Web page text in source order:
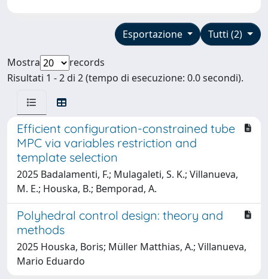
Tutti (2)
Esportazione
Mostra
records
Risultati 1 - 2 di 2 (tempo di esecuzione: 0.0 secondi).
Efficient configuration-constrained tube
MPC via variables restriction and
template selection
2025 Badalamenti, F.; Mulagaleti, S. K.; Villanueva,
M. E.; Houska, B.; Bemporad, A.
Polyhedral control design: theory and
methods
2025 Houska, Boris; Müller Matthias, A.; Villanueva,
Mario Eduardo